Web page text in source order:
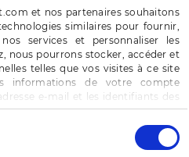
et nos partenaires souhaitons
similaires pour fournir,
services et personnaliser les
nous pourrons stocker, accéder et
telles que vos visites à ce site
informations de votre compte
e-mail et les identifiants des
cookies.
» pour consentir à ces
» pour vous y opposer ou
concernant chaque catégorie